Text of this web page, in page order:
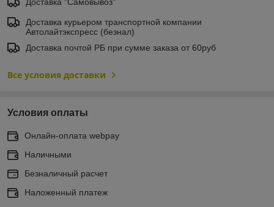
Доставка курьером транспортной компании
Автолайтэкспресс (безнал)
Доставка почтой РБ при сумме заказа от 60руб
Все условия доставки
Условия оплаты
Онлайн-оплата webpay
Наличными
Безналичный расчет
Наложенный платеж